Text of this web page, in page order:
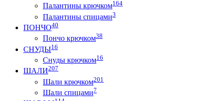
Палантины крючком164
Палантины спицами3
ПОНЧО40
Пончо крючком38
СНУДЫ16
Снуды крючком16
ШАЛИ207
Шали крючком201
Шали спицами7